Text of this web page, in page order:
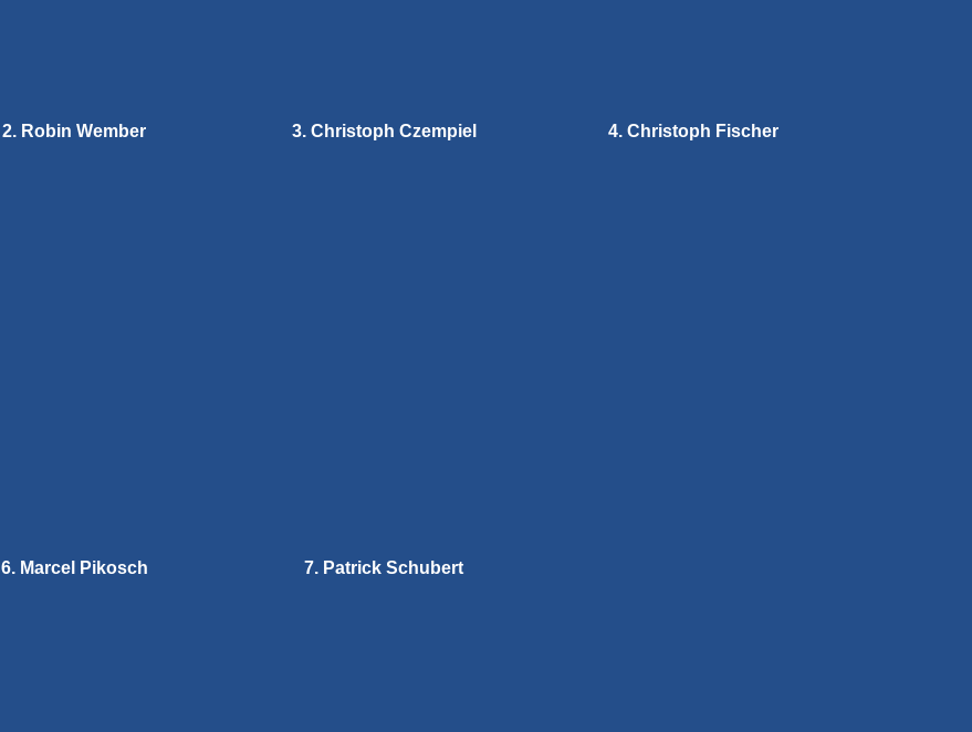
2. Robin Wember 3. Christoph Czempiel 4. Christoph Fischer
6. Marcel Pikosch 7. Patrick Schubert